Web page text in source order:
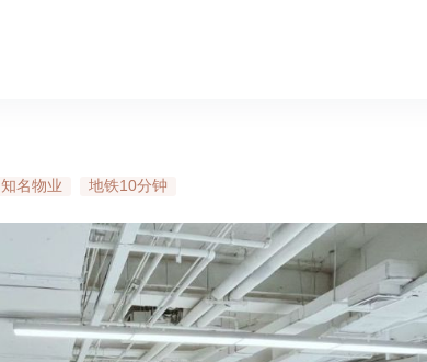
知名物业 地铁10分钟